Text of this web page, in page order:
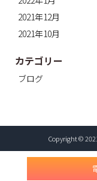
2021年12月
2021年10月
カテゴリー
ブログ
Copyright ©